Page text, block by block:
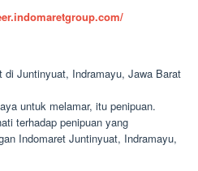
di Juntinyuat, Indramayu, Jawa Barat
untuk melamar, itu penipuan.
terhadap penipuan yang
Indomaret Juntinyuat, Indramayu,